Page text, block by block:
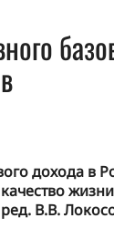
дохода в
качество
ред. В.В.